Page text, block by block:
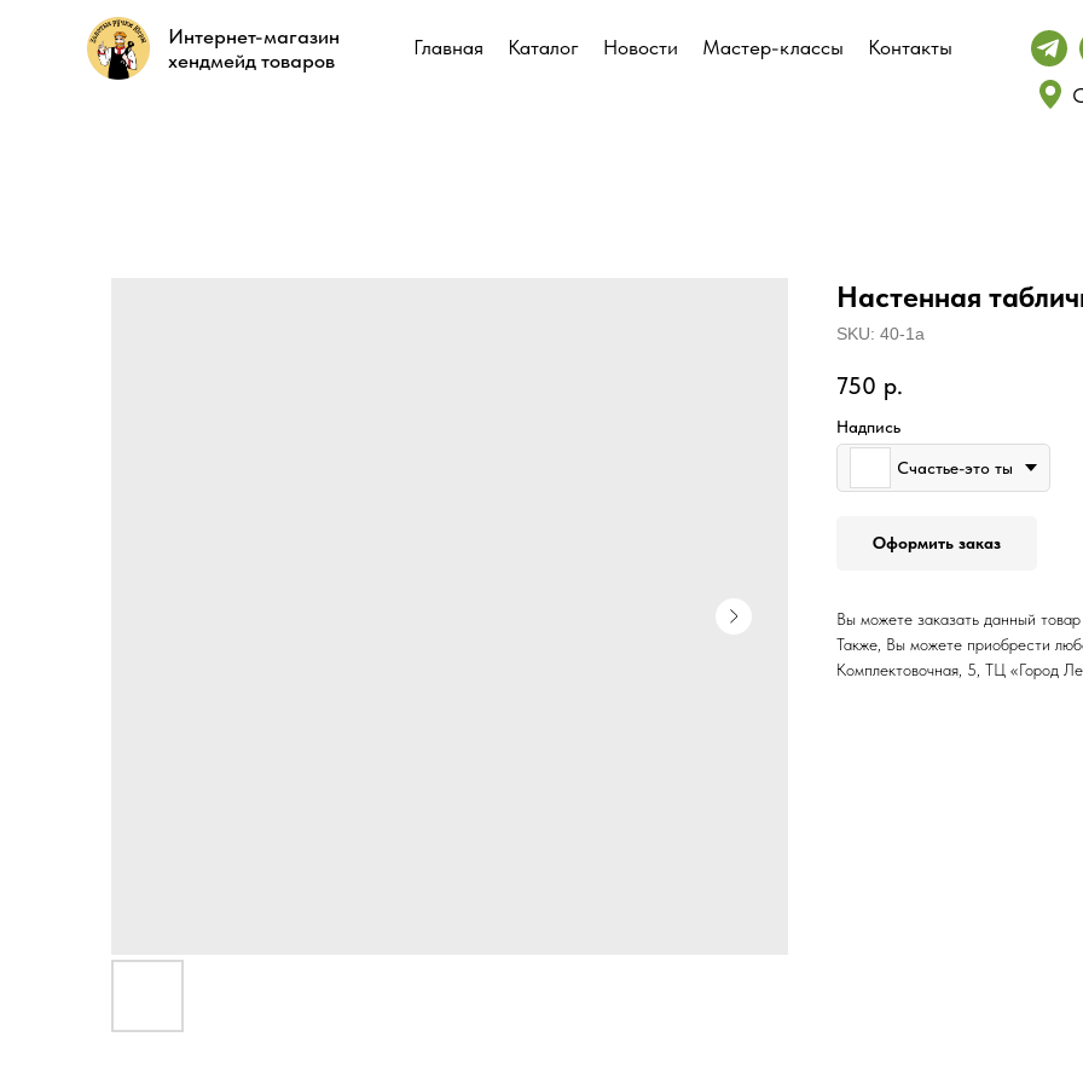
Интернет-магазин
хендмейд товаров
Главная Каталог Новости Мастер-классы Контакты
Интернет-магазин
хендмейд товаров
Главная Каталог Новости Мастер-классы Контакты
Настенная
SKU: 40-1а
750 р.
Надпись
Счастье-это ты
Оформить заказ
Вы можете заказать данный
Также, Вы можете приобрести
Комплектовочная, 5, ТЦ «Город